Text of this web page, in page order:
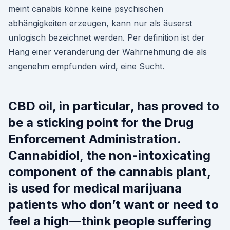
meint canabis könne keine psychischen
abhängigkeiten erzeugen, kann nur als äuserst
unlogisch bezeichnet werden. Per definition ist der
Hang einer veränderung der Wahrnehmung die als
angenehm empfunden wird, eine Sucht.
CBD oil, in particular, has proved to
be a sticking point for the Drug
Enforcement Administration.
Cannabidiol, the non-intoxicating
component of the cannabis plant,
is used for medical marijuana
patients who don’t want or need to
feel a high—think people suffering